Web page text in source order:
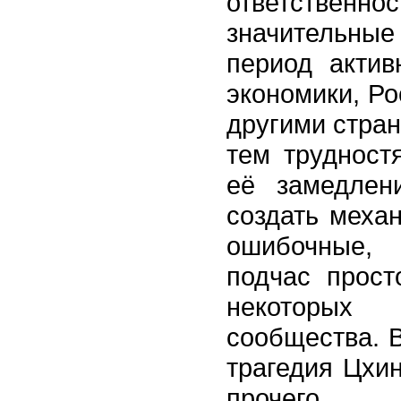
период
экономики,
другими
тем
её
создать
ошибочные,
подчас
некоторых
сообщества.
трагедия